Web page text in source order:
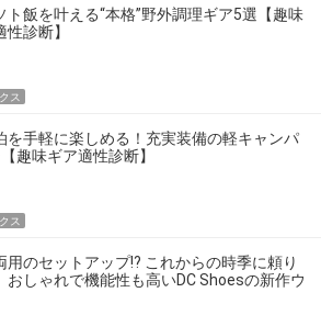
ト飯を叶える“本格”野外調理ギア5選【趣味
性診断】
ス
を手軽に楽しめる！充実装備の軽キャンパ
趣味ギア適性診断】
ス
用のセットアップ!? これからの時季に頼り
おしゃれで機能性も高いDC Shoesの新作ウ